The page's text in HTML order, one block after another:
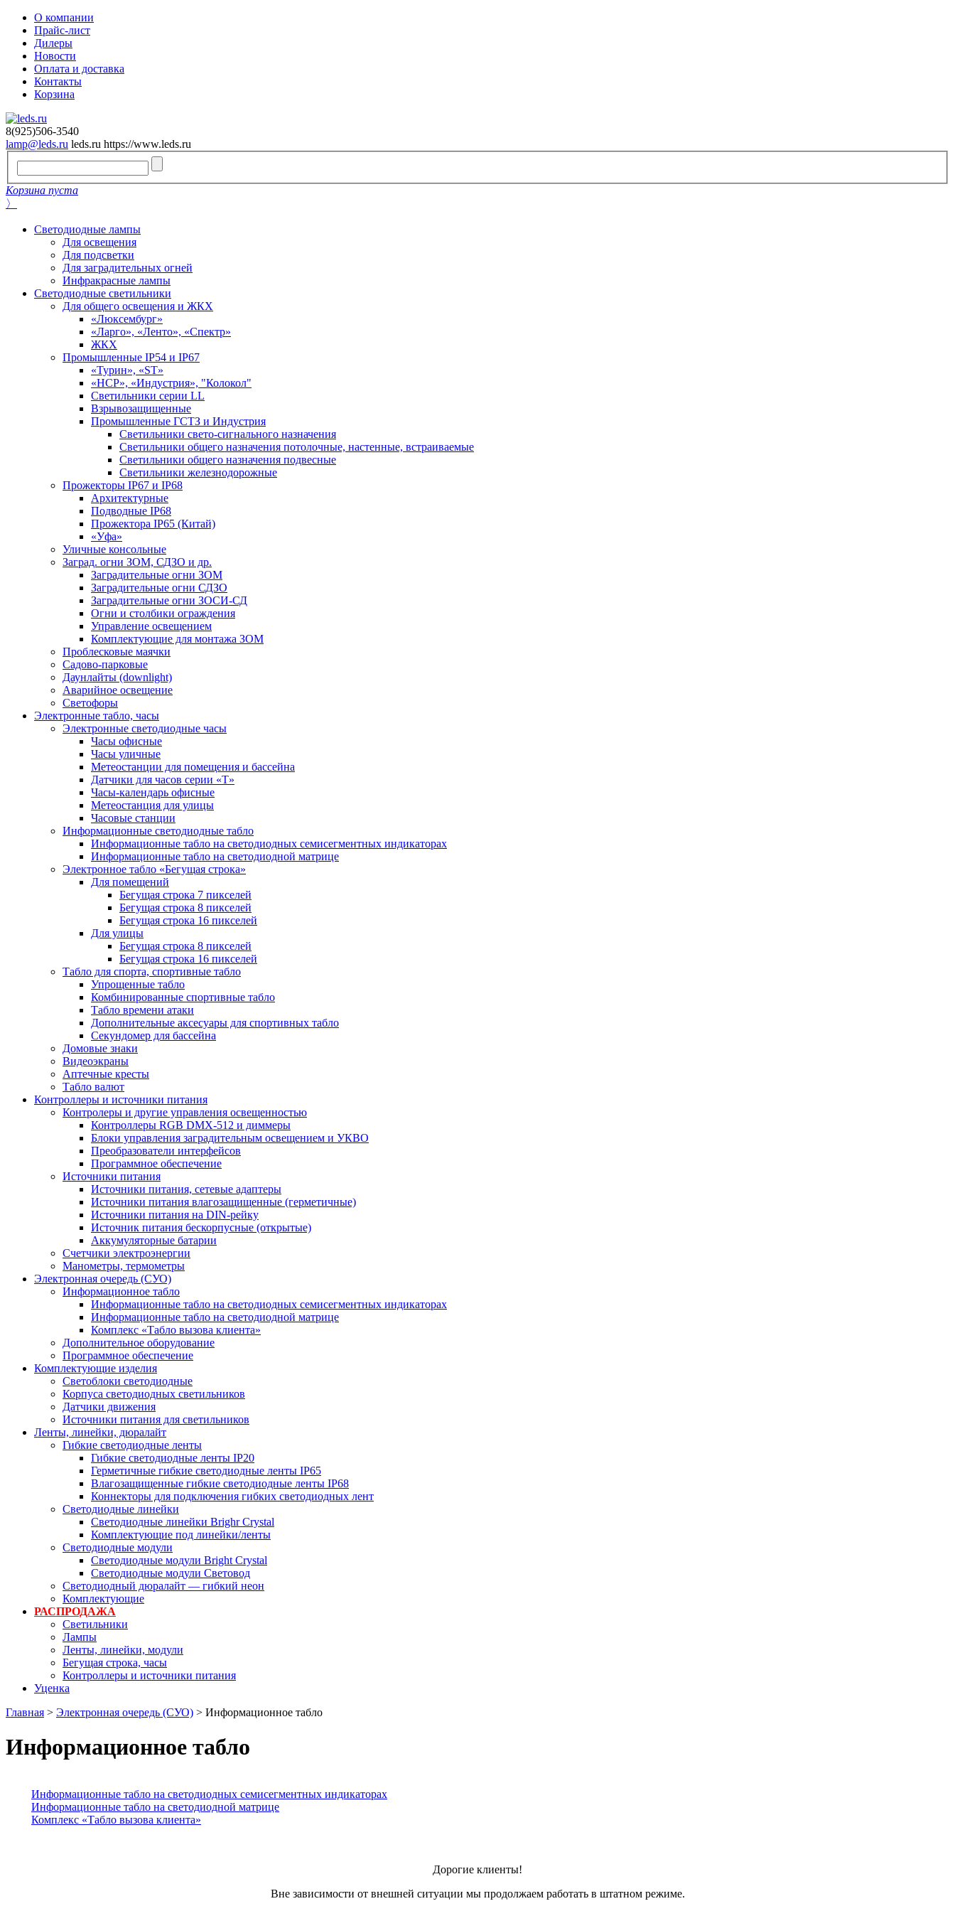
О компании
Прайс-лист
Дилеры
Новости
Оплата и доставка
Контакты
Корзина
8(925)506-3540
lamp@leds.ru leds.ru https://www.leds.ru
Корзина пуста
〉
Светодиодные лампы
Для освещения
Для подсветки
Для заградительных огней
Инфракрасные лампы
Светодиодные светильники
Для общего освещения и ЖКХ
«Люксембург»
«Ларго», «Ленто», «Спектр»
ЖКХ
Промышленные IP54 и IP67
«Турин», «ST»
«НСР», «Индустрия», "Колокол"
Светильники серии LL
Взрывозащищенные
Промышленные ГСТЗ и Индустрия
Светильники свето-сигнального назначения
Светильники общего назначения потолочные, настенные, встраиваемые
Светильники общего назначения подвесные
Светильники железнодорожные
Прожекторы IP67 и IP68
Архитектурные
Подводные IP68
Прожектора IP65 (Китай)
«Уфа»
Уличные консольные
Заград. огни ЗОМ, СДЗО и др.
Заградительные огни ЗОМ
Заградительные огни СДЗО
Заградительные огни ЗОСИ-СД
Огни и столбики ограждения
Управление освещением
Комплектующие для монтажа ЗОМ
Проблесковые маячки
Садово-парковые
Даунлайты (downlight)
Аварийное освещение
Светофоры
Электронные табло, часы
Электронные светодиодные часы
Часы офисные
Часы уличные
Метеостанции для помещения и бассейна
Датчики для часов серии «Т»
Часы-календарь офисные
Метеостанция для улицы
Часовые станции
Информационные светодиодные табло
Информационные табло на светодиодных семисегментных индикаторах
Информационные табло на светодиодной матрице
Электронное табло «Бегущая строка»
Для помещений
Бегущая строка 7 пикселей
Бегущая строка 8 пикселей
Бегущая строка 16 пикселей
Для улицы
Бегущая строка 8 пикселей
Бегущая строка 16 пикселей
Табло для спорта, спортивные табло
Упрощенные табло
Комбинированные спортивные табло
Табло времени атаки
Дополнительные аксесуары для спортивных табло
Секундомер для бассейна
Домовые знаки
Видеоэкраны
Аптечные кресты
Табло валют
Контроллеры и источники питания
Контролеры и другие управления освещенностью
Контроллеры RGB DMX-512 и диммеры
Блоки управления заградительным освещением и УКВО
Преобразователи интерфейсов
Программное обеспечение
Источники питания
Источники питания, сетевые адаптеры
Источники питания влагозащищенные (герметичные)
Источники питания на DIN-рейку
Источник питания бескорпусные (открытые)
Аккумуляторные батарии
Счетчики электроэнергии
Манометры, термометры
Электронная очередь (СУО)
Информационное табло
Информационные табло на светодиодных семисегментных индикаторах
Информационные табло на светодиодной матрице
Комплекс «Табло вызова клиента»
Дополнительное оборудование
Программное обеспечение
Комплектующие изделия
Светоблоки светодиодные
Корпуса светодиодных светильников
Датчики движения
Источники питания для светильников
Ленты, линейки, дюралайт
Гибкие светодиодные ленты
Гибкие светодиодные ленты IP20
Герметичные гибкие светодиодные ленты IP65
Влагозащищенные гибкие светодиодные ленты IP68
Коннекторы для подключения гибких светодиодных лент
Светодиодные линейки
Светодиодные линейки Brighr Crystal
Комплектующие под линейки/ленты
Светодиодные модули
Светодиодные модули Bright Crystal
Светодиодные модули Световод
Светодиодный дюралайт — гибкий неон
Комплектующие
РАСПРОДАЖА
Светильники
Лампы
Ленты, линейки, модули
Бегущая строка, часы
Контроллеры и источники питания
Уценка
Главная > Электронная очередь (СУО) > Информационное табло
Информационное табло
Информационные табло на светодиодных семисегментных индикаторах
Информационные табло на светодиодной матрице
Комплекс «Табло вызова клиента»
Дорогие клиенты!
Вне зависимости от внешней ситуации мы продолжаем работать в штатном режиме.